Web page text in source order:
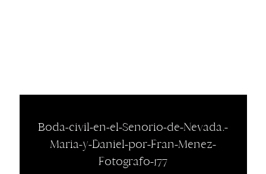
Boda-civil-en-el-Senorio-de-Nevada.-
Maria-y-Daniel-por-Fran-Menez-
Fotografo-177